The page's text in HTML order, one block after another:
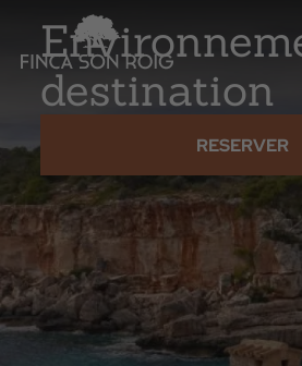
destination
RESERVER